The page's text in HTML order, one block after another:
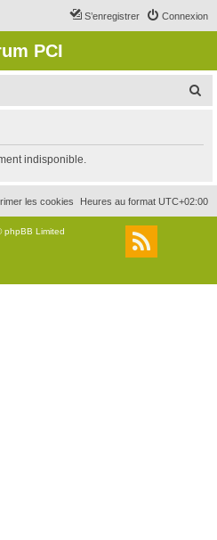
Connexion
S’enregistrer
PCI
r
c
r
indisponible.
Heures au format UTC+02:00
les cookies
phpBB Limited